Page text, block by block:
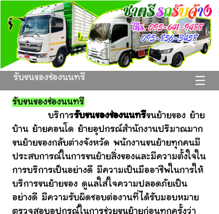
☰
รับขนของช่องนนทรี
รับขนของช่องนนทรี
บริการรับขนของช่องนนทรีขนย้ายของ ย้าย
บ้าน ย้ายคอนโด ย้ายอุปกรณ์สำนักงานปริมาณมาก
ขนย้ายของกลับต่างจังหวัด พนักงานขนย้ายทุกคนมี
ประสบการณ์ในการขนย้ายสิ่งของและมีความตั้งใจใน
การบริการเป็นอย่างดี มีความเป็นมืออาชีพในการให้
บริการขนย้ายของ ดูแลใส่ใจความปลอดภัยเป็น
อย่างดี มีความรับผิดชอบต่องานที่ได้รับมอบหมาย
ตรวจสอบอุปกรณ์ในการช่วยขนย้ายก่อนทุกครั้งว่า